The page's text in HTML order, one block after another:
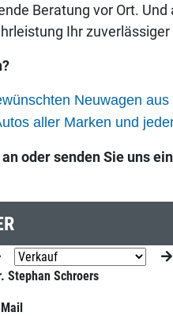
Beratung vor Ort.
Ihr zuverlässiger
Neuwagen
aller Marken und
oder senden Sie uns
Stephan Schroers